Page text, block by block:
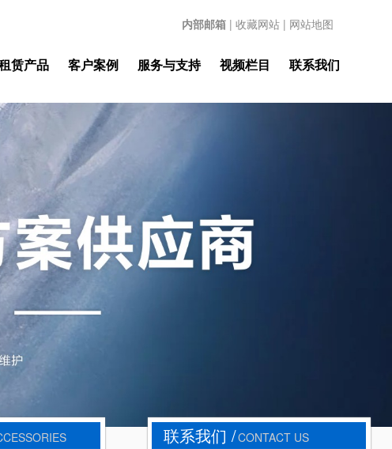
内部邮箱 |收藏网站 | 网站地图
赁产品 客户案例 服务与支持 视频栏目 联系我们
联系我们 /CONTACT US